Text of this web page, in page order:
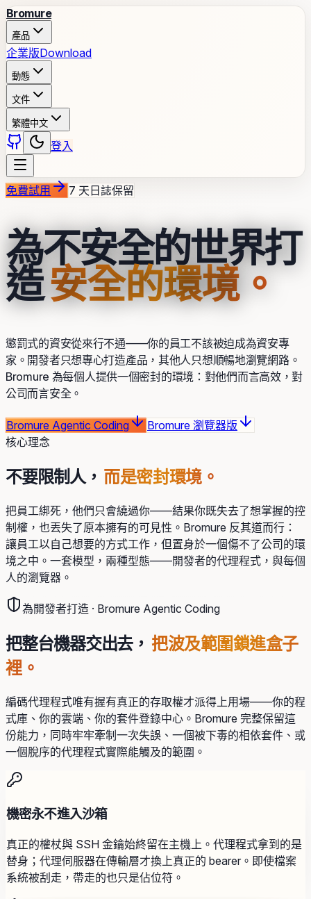
Bromure
產品
企業版Download
動態
文件
繁體中文
登入
免費試用 7 天日誌保留
為不安全的世界打
造安全的環境。
懲罰式的資安從來行不通——你的員工不該被迫成為資安專
家。開發者只想專心打造產品，其他人只想順暢地瀏覽網路。
Bromure 為每個人提供一個密封的環境：對他們而言高效，對
公司而言安全。
Bromure Agentic Coding
Bromure 瀏覽器版
核心理念
不要限制人， 而是密封環境。
把員工綁死，他們只會繞過你——結果你既失去了想掌握的控
制權，也丟失了原本擁有的可見性。Bromure 反其道而行：
讓員工以自己想要的方式工作，但置身於一個傷不了公司的環
境之中。一套模型，兩種型態——開發者的代理程式，與每個
人的瀏覽器。
為開發者打造 · Bromure Agentic Coding
把整台機器交出去， 把波及範圍鎖進盒子
裡。
編碼代理程式唯有握有真正的存取權才派得上用場——你的程
式庫、你的雲端、你的套件登錄中心。Bromure 完整保留這
份能力，同時牢牢牽制一次失誤、一個被下毒的相依套件、或
一個脫序的代理程式實際能觸及的範圍。
機密永不進入沙箱
真正的權杖與 SSH 金鑰始終留在主機上。代理程式拿到的是
替身；代理伺服器在傳輸層才換上真正的 bearer。即使檔案
系統被刮走，帶走的也只是佔位符。